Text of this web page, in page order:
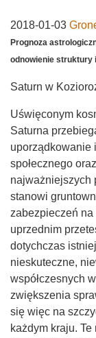
2018-01-03
Prognoza
odnowienie struktury
Saturn w
Uświęconym
Saturna
uporządkowanie
społecznego
najważniejszych
stanowi
zabezpieczeń na
uprzednim
dotychczas
nieskuteczne,
współczesnych
zwiększenia
się więc na
każdym kraju.